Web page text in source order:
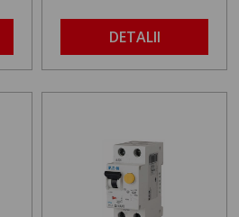
DETALII